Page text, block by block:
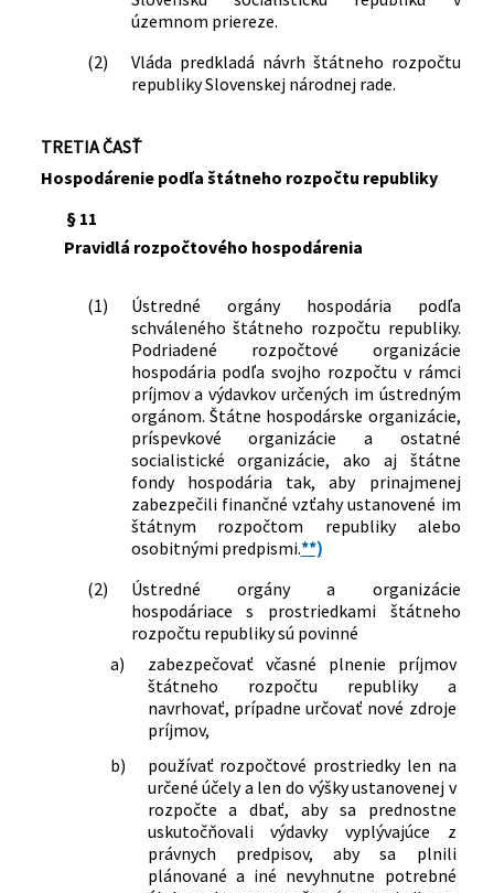
územnom priereze.
(2)
Vláda predkladá návrh štátneho rozpočtu
republiky Slovenskej národnej rade.
TRETIA ČASŤ
Hospodárenie podľa štátneho rozpočtu republiky
§ 11
Pravidlá rozpočtového hospodárenia
(1)
Ústredné orgány hospodária podľa
schváleného štátneho rozpočtu republiky.
Podriadené rozpočtové organizácie
hospodária podľa svojho rozpočtu v rámci
príjmov a výdavkov určených im ústredným
orgánom. Štátne hospodárske organizácie,
príspevkové organizácie a ostatné
socialistické organizácie, ako aj štátne
fondy hospodária tak, aby prinajmenej
zabezpečili finančné vzťahy ustanovené im
štátnym rozpočtom republiky alebo
osobitnými predpismi.**)
(2)
Ústredné orgány a organizácie
hospodáriace s prostriedkami štátneho
rozpočtu republiky sú povinné
a)
zabezpečovať včasné plnenie príjmov
štátneho rozpočtu republiky a
navrhovať, prípadne určovať nové zdroje
príjmov,
b)
používať rozpočtové prostriedky len na
určené účely a len do výšky ustanovenej v
rozpočte a dbať, aby sa prednostne
uskutočňovali výdavky vyplývajúce z
právnych predpisov, aby sa plnili
plánované a iné nevyhnutne potrebné